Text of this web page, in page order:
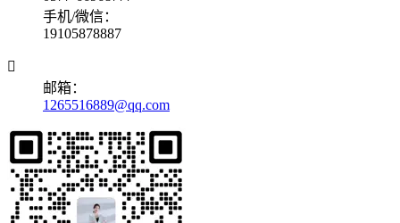
手机/微信：
19105878887

邮箱：
1265516889@qq.com